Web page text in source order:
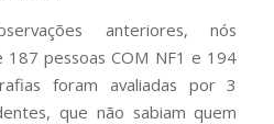
anteriores, nós
pessoas COM NF1 e 194
foram avaliadas por 3
que não sabiam quem